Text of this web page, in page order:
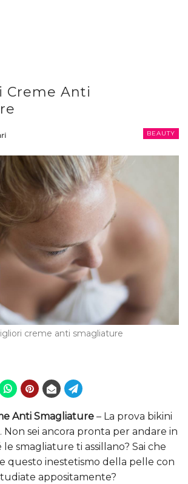
Creme Anti
BEAUTY
creme anti smagliature
Anti Smagliature – La prova bikini
Non sei ancora pronta per andare in
smagliature ti assillano? Sai che
questo inestetismo della pelle con
appositamente?